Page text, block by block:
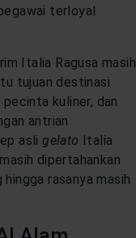
terloyal
Italia Ragusa masih
tujuan destinasi
kuliner, dan
antrian
asli gelato Italia
dipertahankan
hingga rasanya masih